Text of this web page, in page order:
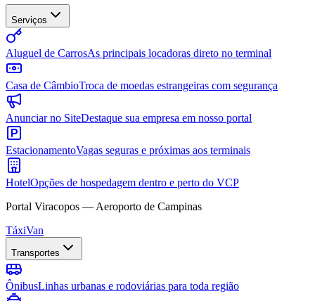
Serviços
Aluguel de CarrosAs principais locadoras direto no terminal
Casa de CâmbioTroca de moedas estrangeiras com segurança
Anunciar no SiteDestaque sua empresa em nosso portal
EstacionamentoVagas seguras e próximas aos terminais
HotelOpções de hospedagem dentro e perto do VCP
Portal Viracopos — Aeroporto de Campinas
TáxiVan
Transportes
ÔnibusLinhas urbanas e rodoviárias para toda região